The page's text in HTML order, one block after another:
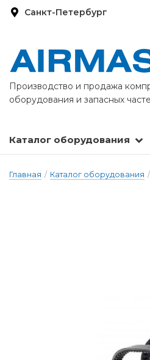
Санкт-Петербург
Производство и продажа
оборудования и запасных
Каталог оборудования
Главная / Каталог оборудования /